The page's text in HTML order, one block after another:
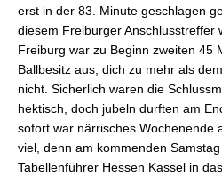
erst in der 83. Minute geschlagen
diesem Freiburger Anschlusstreffer
Freiburg war zu Beginn zweiten 45
Ballbesitz aus, dich zu mehr als
nicht. Sicherlich waren die
hektisch, doch jubeln durften am
sofort war närrisches Wochenende
viel, denn am kommenden
Tabellenführer Hessen Kassel in